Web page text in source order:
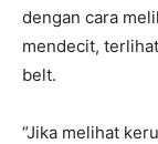
dengan cara
mendecit,
belt.
“Jika melihat